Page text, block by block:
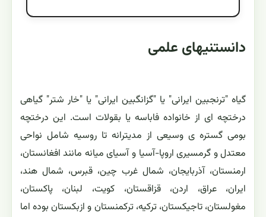
دانستنیهای علمی
گیاه "ترنجبین ایرانی" یا "گزانگبین ایرانی" یا "خار شتر" گیاهی
درختچه ای از خانواده فاباسه یا بقولات است. این درختچه
بومی گستره ی وسیعی از مدیترانه تا روسیه شامل نواحی
معتدل و گرمسیری اروپا-آسیا و آسیای میانه مانند افغانستان،
ارمنستان، آذربایجان، شمال غرب چین، قبرس، شمال هند،
ایران، عراق، اردن، قزاقستان، کویت، لبنان، پاکستان،
مغولستان، تاجیکستان، ترکیه، ترکمنستان و ازبکستان بوده اما